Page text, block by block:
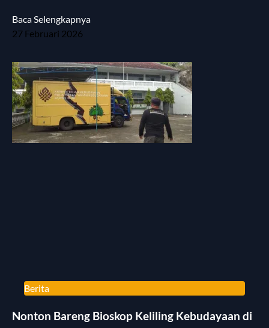
Baca Selengkapnya
27 Februari 2026
Berita
Nonton Bareng Bioskop Keliling Kebudayaan di